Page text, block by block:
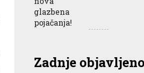
Zadnje objavljeno